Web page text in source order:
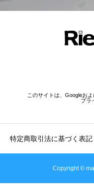
このサイトは、Googleお
プラ
特定商取引法に基づく表記
Copyright ©